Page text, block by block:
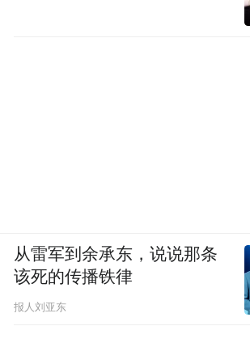
从雷军到余承东，说说那条
该死的传播铁律
报人刘亚东